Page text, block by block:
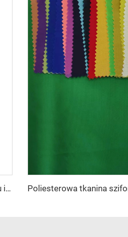
Cena fabryczna tkanina tr80/20 80% poliestru i 20% rayonu dla męskich garniturów